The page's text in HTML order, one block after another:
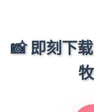
📸 即刻下